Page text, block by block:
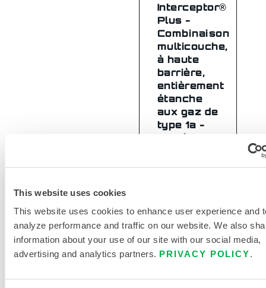
This website uses cookies
This website uses cookies to enhance user experience and
analyze performance and traffic on our website. We also
information about your use of our site with our social media,
advertising and analytics partners. PRIVACY POLICY.
Interceptor®
Plus -
Combinaison
multicouche,
à haute
barrière,
entièrement
étanche
aux gaz de
type 1a -
Entrée